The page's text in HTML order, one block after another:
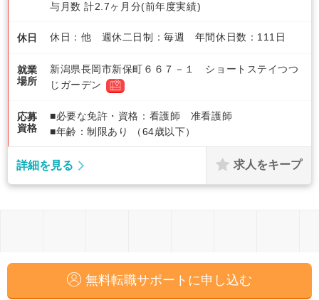
与月数 計2.7ヶ月分(前年度実績)
休日 休日：他 週休二日制：毎週 年間休日数：111日
就業
場所
新潟県長岡市新保町６６７－１ ショートステイつつ
じガーデン
応募
資格
■必要な免許・資格：看護師 准看護師
■年齢：制限あり （64歳以下）
詳細を見る 求人をキープ
無料転職サポートに申し込む